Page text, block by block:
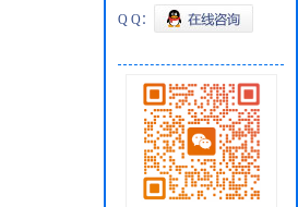
Q Q：